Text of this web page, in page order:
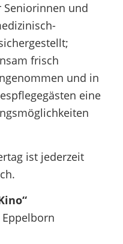
Seniorinnen und
frisch
und in
eine
ist jederzeit